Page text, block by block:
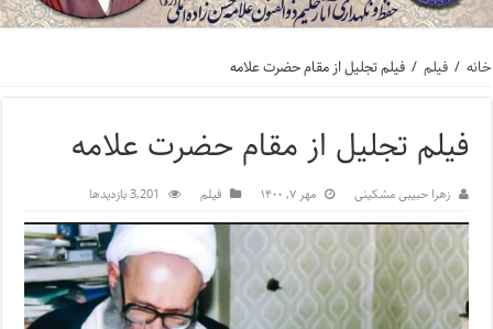
خانه / فیلم / فیلم تجلیل از مقام حضرت علامه
فیلم تجلیل از مقام حضرت علامه
زهرا حبیبی مشکینی مهر ۷, ۱۴۰۰ فیلم 3,201 بازدیدها